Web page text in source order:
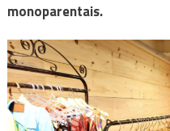
monoparentais.